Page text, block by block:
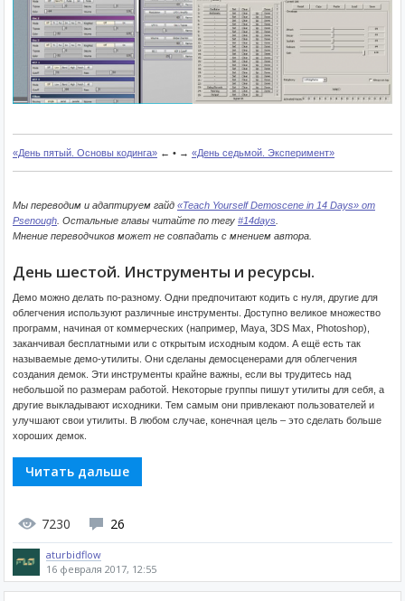
«День пятый. Основы кодинга» ← • → «День седьмой. Эксперимент»
Мы переводим и адаптируем гайд «Teach Yourself Demoscene in 14 Days» от
Psenough . Остальные главы читайте по тегу #14days
Мнение переводчиков может не совпадать с мнением автора.
День шестой. Инструменты и ресурсы.
Демо можно делать по-разному. Одни предпочитают кодить с нуля, другие для
облегчения используют различные инструменты. Доступно великое множество
программ, начиная от коммерческих (например, Maya, 3DS Max, Photoshop),
заканчивая бесплатными или с открытым исходным кодом. А ещё есть так
называемые демо-утилиты. Они сделаны демосценерами для облегчения
создания демок. Эти инструменты крайне важны, если вы трудитесь над
небольшой по размерам работой. Некоторые группы пишут утилиты для себя, а
другие выкладывают исходники. Тем самым они привлекают пользователей и
улучшают свои утилиты. В любом случае, конечная цель – это сделать больше
хороших демок.
Читать дальше
7230 26
aturbidflow
16 февраля 2017, 12:55